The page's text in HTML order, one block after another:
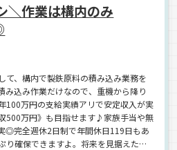
＼作業は構内のみ
て、構内で製鉄原料の積み込み業務を
み込み作業だけなので、重機から降り
100万円の支給実績アリで安定収入が実
500万円》も目指せます♪家族手当や無
◎完全週休2日制で年間休日119日もあ
り確保できますよ。将来を見据えた安